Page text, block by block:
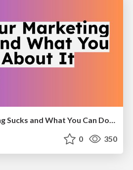
Why Your Marketing Sucks and What You Can Do About It - Sophie Logan
0 350